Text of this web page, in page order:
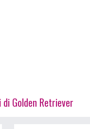
Golden Retriever